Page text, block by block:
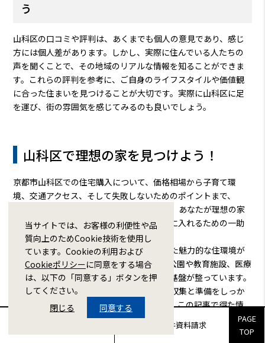
う
山科区の口コミや評判は、あくまでも個人の意見であり、感じ
方には個人差があります。しかし、実際に住んでいる人たちの
声を聞くことで、その地域のリアルな情報を知ることができま
す。これらの評判を参考に、ご自身のライフスタイルや価値観
に合った住まいを見つけることが大切です。実際に山科区に足
を運び、街の雰囲気を感じてみるのも良いでしょう。
山科区で理想の家を見つけよう！
京都市山科区での住宅購入について、価格相場から子育て環
境、交通アクセス、そして失敗しないためのポイントまで、
様々な情報をお伝えしました。この記事が、あなたが理想の家
を見つけ、安心して子育てできる環境を手に入れるための一助
となれば幸いです。
山科区には、豊かな自然と利便性を両立した魅力的な住環境が
あります。子育て世帯にとって、魅力的な公園や教育施設、医療
機関が充実しており、安心して生活できる基盤が整っています。
住宅購入は大きな決断ですが、事前の情報収集と準備をしっか
り行うことで、後悔のない選択ができます。この記事で得た情
報を参考に、あなたにとって最適な住まいを見つけてくださ
い。そして、山科区で、あなたらしい豊かな暮らしを実現して
販売物件資料請求
PAGE
TOP
当サイトでは、お客様の利便性や品
質向上のためCookie技術を使用し
ています。Cookieの利用および
Cookieポリシーに同意をする場合
は、以下の「同意する」ボタンを押
してください。
閉じる
同意する